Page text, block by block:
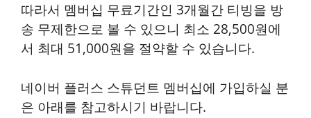
따라서 멤버십 무료기간인 3개월간 티빙을 방
송 무제한으로 볼 수 있으니 최소 28,500원에
서 최대 51,000원을 절약할 수 있습니다.
네이버 플러스 스튜던트 멤버십에 가입하실 분
은 아래를 참고하시기 바랍니다.